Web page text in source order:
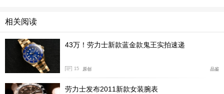
相关阅读
43万！劳力士新款蓝金款鬼王实拍速递
15 原创 品鉴
劳力士发布2011新款女装腕表